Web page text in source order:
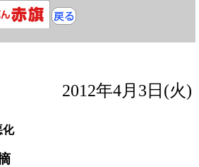
2012年4月3日(火)
化